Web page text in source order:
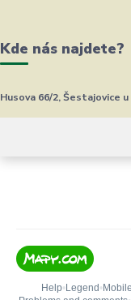
Kde nás najdete?
Husova 66/2, Šestajovice u